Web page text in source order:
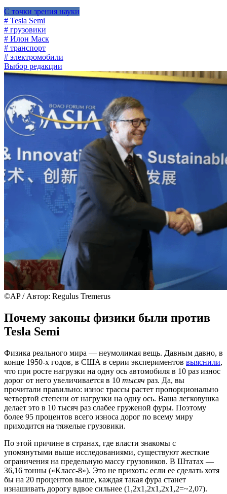
С точки зрения науки
# Tesla Semi
# грузовики
# Илон Маск
# транспорт
# электромобили
Выбор редакции
©AP / Автор: Regulus Tremerus
Почему законы физики были против
Tesla Semi
Физика реального мира — неумолимая вещь. Давным давно, в
конце 1950-х годов, в США в серии экспериментов выяснили,
что при росте нагрузки на одну ось автомобиля в 10 раз износ
дорог от него увеличивается в 10 тысяч раз. Да, вы
прочитали правильно: износ трассы растет пропорционально
четвертой степени от нагрузки на одну ось. Ваша легковушка
делает это в 10 тысяч раз слабее груженой фуры. Поэтому
более 95 процентов всего износа дорог по всему миру
приходится на тяжелые грузовики.
По этой причине в странах, где власти знакомы с
упомянутыми выше исследованиями, существуют жесткие
ограничения на предельную массу грузовиков. В Штатах —
36,16 тонны («Класс-8»). Это не прихоть: если ее сделать хотя
бы на 20 процентов выше, каждая такая фура станет
изнашивать дорогу вдвое сильнее (1,2х1,2х1,2х1,2=~2,07).